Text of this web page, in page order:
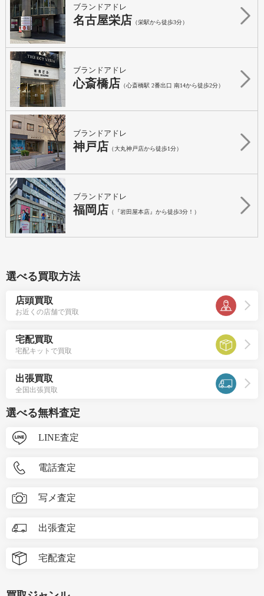
ブランドアドレ
名古屋栄店 （栄駅から徒歩3分）
ブランドアドレ
心斎橋店 （心斎橋駅 2番出口 南14から徒歩2分）
ブランドアドレ
神戸店 （大丸神戸店から徒歩1分）
ブランドアドレ
福岡店 （『岩田屋本店』から徒歩3分！）
選べる買取方法
店頭買取
お近くの店舗で買取
宅配買取
宅配キットで買取
出張買取
全国出張買取
選べる無料査定
LINE査定
電話査定
写メ査定
出張査定
宅配査定